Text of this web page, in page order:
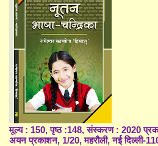
मूल्य : 150, पृष्ठ :148, संस्करण : 2020
अयन प्रकाशन, 1/20, महरौली, नई दिल्ली-